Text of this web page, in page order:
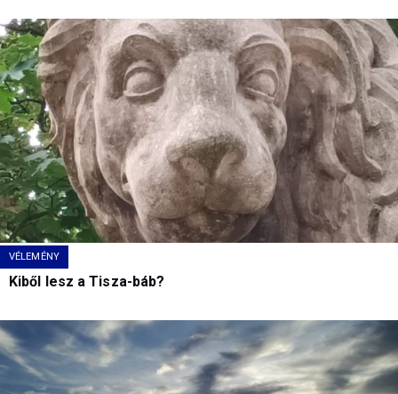
VÉLEMÉNY
Kiből lesz a Tisza-báb?